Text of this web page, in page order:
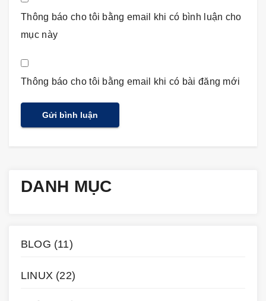
Thông báo cho tôi bằng email khi có bình luận cho
mục này
Thông báo cho tôi bằng email khi có bài đăng mới
DANH MỤC
BLOG (11)
LINUX (22)